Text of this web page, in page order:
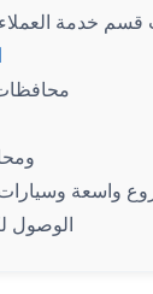
خدمة العملاء
واسعة
الوصول